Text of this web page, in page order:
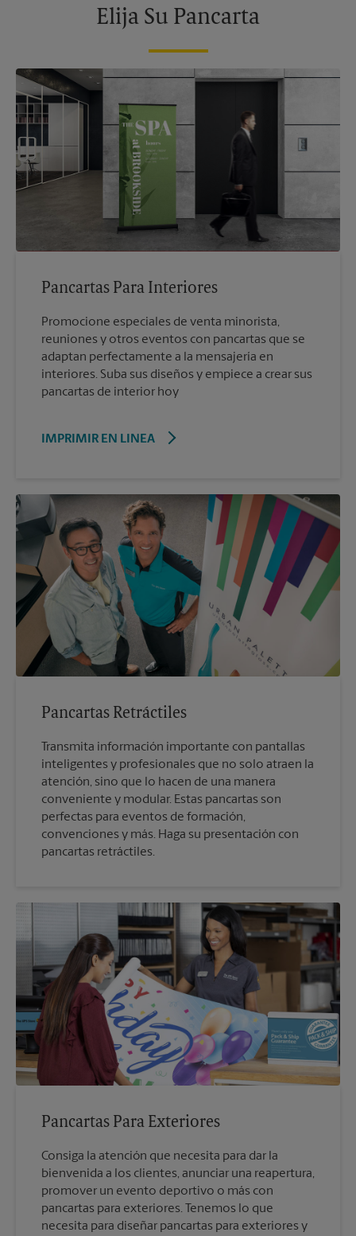
Elija Su Pancarta
Pancartas Para Interiores
Promocione especiales de venta minorista,
reuniones y otros eventos con pancartas que se
adaptan perfectamente a la mensajería en
interiores. Suba sus diseños y empiece a crear sus
pancartas de interior hoy
IMPRIMIR EN LINEA
Pancartas Retráctiles
Transmita información importante con pantallas
inteligentes y profesionales que no solo atraen la
atención, sino que lo hacen de una manera
conveniente y modular. Estas pancartas son
perfectas para eventos de formación,
convenciones y más. Haga su presentación con
pancartas retráctiles.
Pancartas Para Exteriores
Consiga la atención que necesita para dar la
bienvenida a los clientes, anunciar una reapertura,
promover un evento deportivo o más con
pancartas para exteriores. Tenemos lo que
necesita para diseñar pancartas para exteriores y